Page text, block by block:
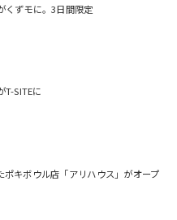
くずモに。3日間限定
T-SITEに
ポキボウル店「アリハウス」がオープ